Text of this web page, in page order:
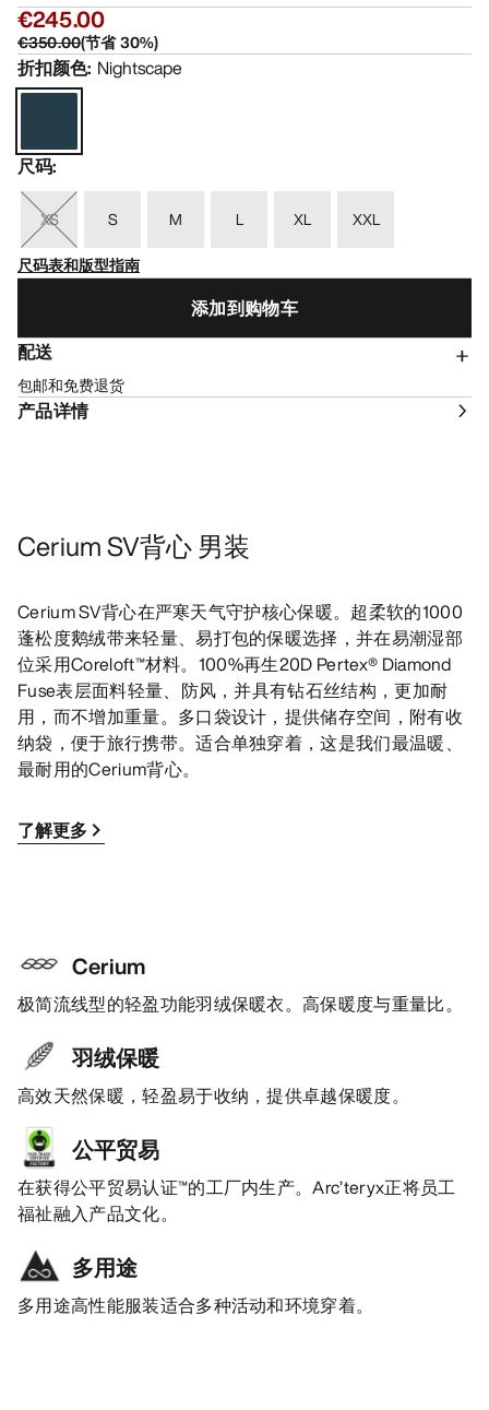
€245.00
€350.00(节省30%)
折扣颜色: Nightscape
尺码:
XS S M L XL
XXL
尺码表和版型指南
添加到购物车
配送
包邮和免费退货
产品详情
Cerium SV背心 男装
Cerium SV背心在严寒天气守护核心保暖。超柔软的1000
蓬松度鹅绒带来轻量、易打包的保暖选择，并在易潮湿部
位采用Coreloft™材料。100%再生20D Pertex® Diamond
Fuse表层面料轻量、防风，并具有钻石丝结构，更加耐
用，而不增加重量。多口袋设计，提供储存空间，附有收
纳袋，便于旅行携带。适合单独穿着，这是我们最温暖、
最耐用的Cerium背心。
了解更多
Cerium
极简流线型的轻盈功能羽绒保暖衣。高保暖度与重量比。
羽绒保暖
高效天然保暖，轻盈易于收纳，提供卓越保暖度。
公平贸易
在获得公平贸易认证™的工厂内生产。Arc’teryx正将员工
福祉融入产品文化。
多用途
多用途高性能服装适合多种活动和环境穿着。